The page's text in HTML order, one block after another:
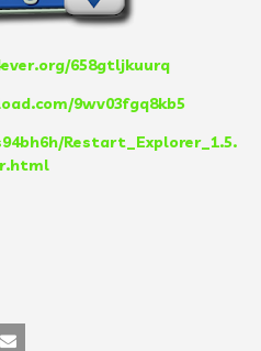
658gtljkuurq
9wv03fgq8kb5
Restart_Explorer_1.5.